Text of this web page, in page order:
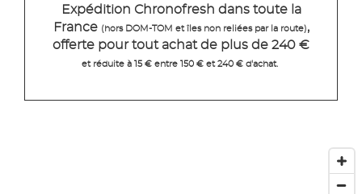
Expédition Chronofresh dans toute la
France (hors DOM-TOM et îles non reliées par la route),
offerte pour tout achat de plus de 240 €
et réduite à 15 € entre 150 € et 240 € d'achat.